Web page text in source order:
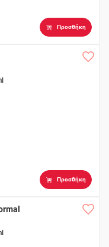
Προσθήκη
Προσθήκη